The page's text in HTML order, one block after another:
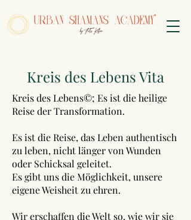
Kreis des Lebens Vita
Kreis des Lebens©; Es ist die heilige
Reise der Transformation.
Es ist die Reise, das Leben authentisch
zu leben, nicht länger von Wunden
oder Schicksal geleitet.
Es gibt uns die Möglichkeit, unsere
eigene Weisheit zu ehren.
Wir erschaffen die Welt so, wie wir sie